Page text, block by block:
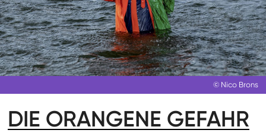
© Nico Brons
DIE ORANGENE GEFAHR